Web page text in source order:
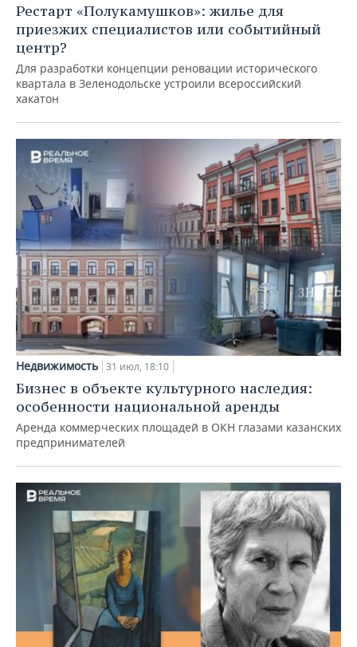
Рестарт «Полукамушков»: жилье для
приезжих специалистов или событийный
центр?
Для разработки концепции реновации исторического
квартала в Зеленодольске устроили всероссийский
хакатон
Недвижимость 31 июл, 18:10
Бизнес в объекте культурного наследия:
особенности национальной аренды
Аренда коммерческих площадей в ОКН глазами казанских
предпринимателей